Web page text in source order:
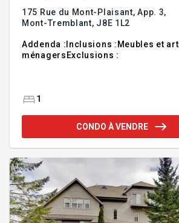
175 Rue du Mont-Plaisant, App. 3,
Mont-Tremblant, J8E 1L2
Addenda :Inclusions :Meubles et
ménagersExclusions :
1
CONDO À VENDRE